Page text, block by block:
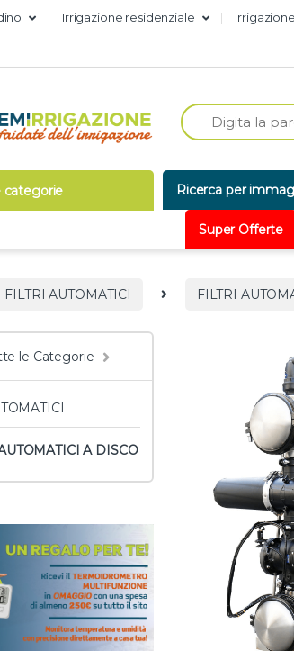
Irrigazione residenziale
categorie Ricerca per
Super Offerte
FILTRI AUTOMATICI FILTRI
le Categorie
A DISCO